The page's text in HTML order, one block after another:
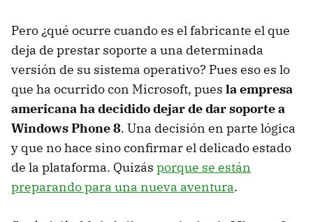
Pero ¿qué ocurre cuando es el fabricante el que
deja de prestar soporte a una determinada
versión de su sistema operativo? Pues eso es lo
que ha ocurrido con Microsoft, pues la empresa
americana ha decidido dejar de dar soporte a
Windows Phone 8. Una decisión en parte lógica
y que no hace sino confirmar el delicado estado
de la plataforma. Quizás porque se están
preparando para una nueva aventura.